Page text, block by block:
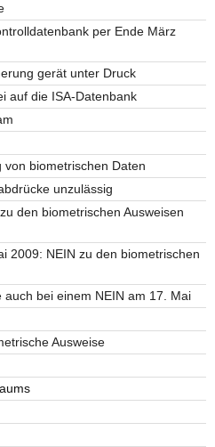
per Ende März
gerät unter Druck
auf die ISA-Datenbank
von biometrischen Daten
unzulässig
den biometrischen Ausweisen
2009: NEIN zu den biometrischen
auch bei einem NEIN am 17. Mai
Ausweise